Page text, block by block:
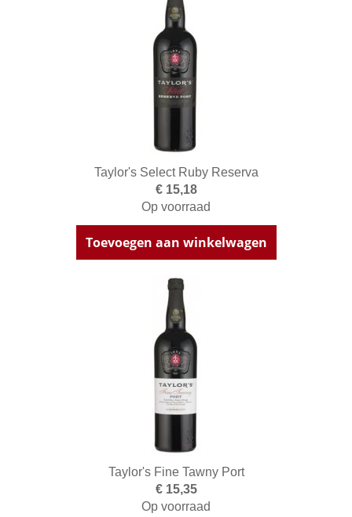
Taylor's Select Ruby Reserva
€ 15,18
Op voorraad
Toevoegen aan winkelwagen
Taylor's Fine Tawny Port
€ 15,35
Op voorraad